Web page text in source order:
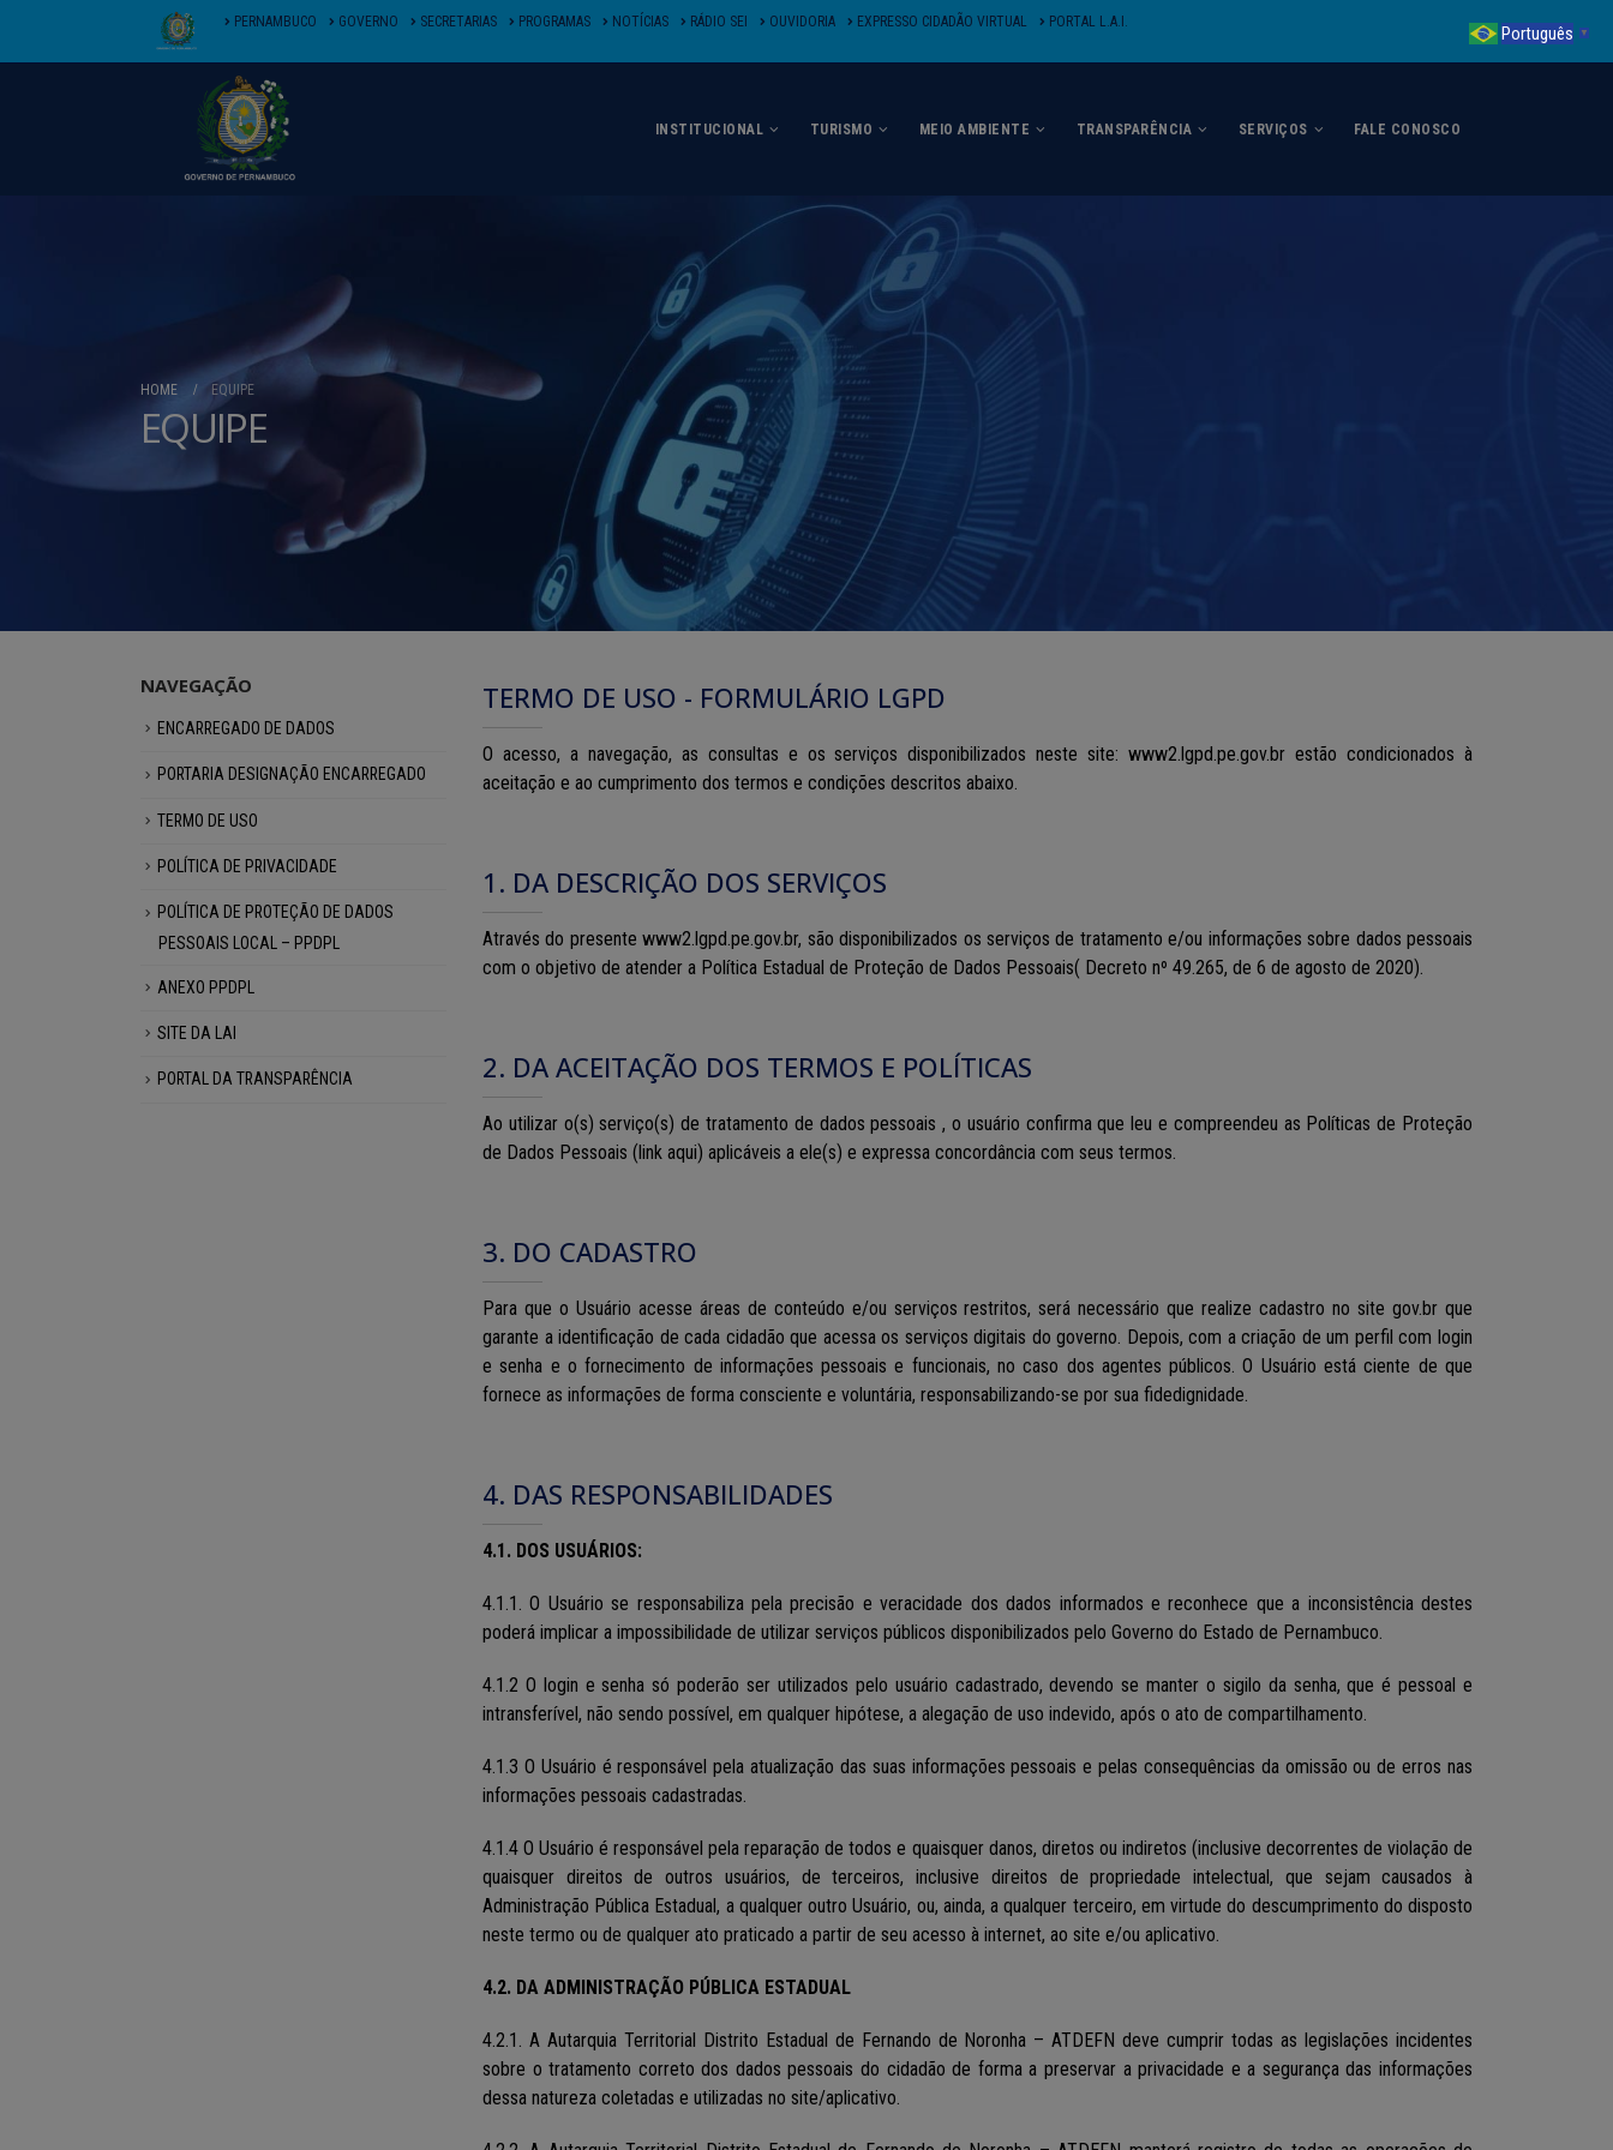
PERNAMBUCO GOVERNO SECRETARIAS PROGRAMAS NOTÍCIAS RÁDIO SEI OUVIDORIA EXPRESSO CIDADÃO VIRTUAL PORTAL L.A.I.
INSTITUCIONAL TURISMO MEIO AMBIENTE TRANSPARÊNCIA SERVIÇOS FALE CONOSCO
HOME EQUIPE
EQUIPE
TERMO DE USO - FORMULÁRIO LGPD
O acesso, a navegação, as consultas e os serviços disponibilizados neste site:www2.lgpd.pe.gov.br estão condicionados à
aceitação e ao cumprimento dos termos e condições descritos abaixo.
1. DA DESCRIÇÃO DOS SERVIÇOS
Através do presentewww2.lgpd.pe.gov.br, são disponibilizados os serviços de tratamento e/ou informações sobre dados pessoais
com o objetivo de atender a Política Estadual de Proteção de Dados Pessoais( Decreto nº 49.265, de 6 de agosto de 2020).
2. DA ACEITAÇÃO DOS TERMOS E POLÍTICAS
Ao utilizar o(s) serviço(s) de tratamento de dados pessoais , o usuário confirma que leu e compreendeu as Políticas de Proteção
de Dados Pessoais (link aqui) aplicáveis a ele(s) e expressa concordância com seus termos.
3. DO CADASTRO
Para que o Usuário acesse áreas de conteúdo e/ou serviços restritos, será necessário que realize cadastro no site gov.br que
garante a identificação de cada cidadão que acessa os serviços digitais do governo. Depois, com a criação de um perfil com login
e senha e o fornecimento de informações pessoais e funcionais, no caso dos agentes públicos. O Usuário está ciente de que
fornece as informações de forma consciente e voluntária, responsabilizando-se por sua fidedignidade.
4. DAS RESPONSABILIDADES
4.1. DOS USUÁRIOS:
4.1.1. O Usuário se responsabiliza pela precisão e veracidade dos dados informados e reconhece que a inconsistência destes
poderá implicar a impossibilidade de utilizar serviços públicos disponibilizados pelo Governo do Estado de Pernambuco.
4.1.2 O login e senha só poderão ser utilizados pelo usuário cadastrado, devendo se manter o sigilo da senha, que é pessoal e
intransferível, não sendo possível, em qualquer hipótese, a alegação de uso indevido, após o ato de compartilhamento.
4.1.3 O Usuário é responsável pela atualização das suas informações pessoais e pelas consequências da omissão ou de erros nas
informações pessoais cadastradas.
4.1.4 O Usuário é responsável pela reparação de todos e quaisquer danos, diretos ou indiretos (inclusive decorrentes de violação de
quaisquer direitos de outros usuários, de terceiros, inclusive direitos de propriedade intelectual, que sejam causados à
Administração Pública Estadual, a qualquer outro Usuário, ou, ainda, a qualquer terceiro, em virtude do descumprimento do disposto
neste termo ou de qualquer ato praticado a partir de seu acesso à internet, ao site e/ou aplicativo.
4.2. DA ADMINISTRAÇÃO PÚBLICA ESTADUAL
4.2.1. A Autarquia Territorial Distrito Estadual de Fernando de Noronha – ATDEFN deve cumprir todas as legislações incidentes
sobre o tratamento correto dos dados pessoais do cidadão de forma a preservar a privacidade e a segurança das informações
dessa natureza coletadas e utilizadas no site/aplicativo.
NAVEGAÇÃO
ENCARREGADO DE DADOS
PORTARIA DESIGNAÇÃO ENCARREGADO
TERMO DE USO
POLÍTICA DE PRIVACIDADE
POLÍTICA DE PROTEÇÃO DE DADOS
PESSOAIS LOCAL – PPDPL
ANEXO PPDPL
SITE DA LAI
PORTAL DA TRANSPARÊNCIA
Português ▼